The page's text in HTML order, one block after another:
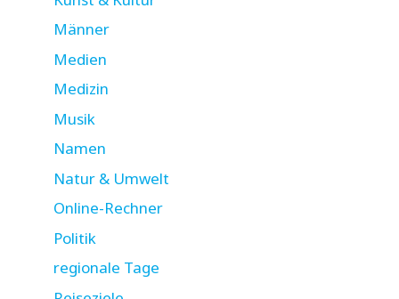
Männer
Medien
Medizin
Musik
Namen
Natur & Umwelt
Online-Rechner
Politik
regionale Tage